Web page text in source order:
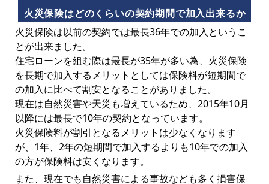
火災保険はどのくらいの契約期間で加入出来るか
火災保険は以前の契約では最長36年での加入というこ
とが出来ました。
住宅ローンを組む際は最長が35年が多い為、火災保険
を長期で加入するメリットとしては保険料が短期間で
の加入に比べて割安となることがありました。
現在は自然災害や天災も増えているため、2015年10月
以降には最長で10年の契約となっています。
火災保険料が割引となるメリットは少なくなります
が、1年、2年の短期間で加入するよりも10年での加入
の方が保険料は安くなります。
また、現在でも自然災害による事故なども多く損害保